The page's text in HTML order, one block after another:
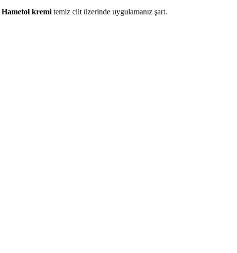
Hametol kremitemiz cilt üzerinde uygulamanız şart.